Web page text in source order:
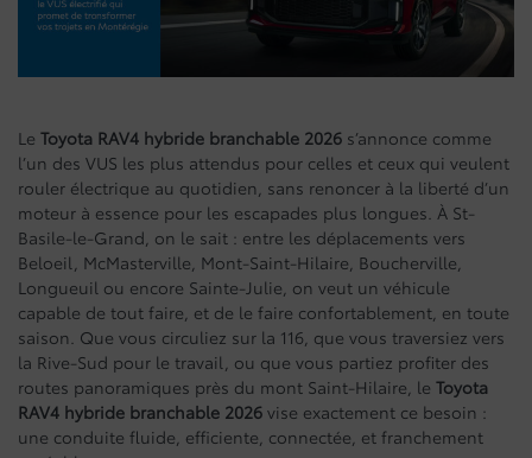
Le Toyota RAV4 hybride branchable 2026 s’annonce comme
l’un des VUS les plus attendus pour celles et ceux qui veulent
rouler électrique au quotidien, sans renoncer à la liberté d’un
moteur à essence pour les escapades plus longues. À St-
Basile-le-Grand, on le sait : entre les déplacements vers
Beloeil, McMasterville, Mont-Saint-Hilaire, Boucherville,
Longueuil ou encore Sainte-Julie, on veut un véhicule
capable de tout faire, et de le faire confortablement, en toute
saison. Que vous circuliez sur la 116, que vous traversiez vers
la Rive-Sud pour le travail, ou que vous partiez profiter des
routes panoramiques près du mont Saint-Hilaire, le Toyota
RAV4 hybride branchable 2026 vise exactement ce besoin :
une conduite fluide, efficiente, connectée, et franchement